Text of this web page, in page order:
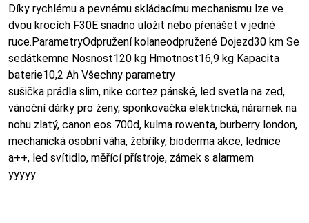
Díky rychlému a pevnému skládacímu mechanismu lze ve
dvou krocích F30E snadno uložit nebo přenášet v jedné
ruce.ParametryOdpružení kolaneodpružené Dojezd30 km Se
sedátkemne Nosnost120 kg Hmotnost16,9 kg Kapacita
baterie10,2 Ah Všechny parametry
sušička prádla slim, nike cortez pánské, led svetla na zed,
vánoční dárky pro ženy, sponkovačka elektrická, náramek na
nohu zlatý, canon eos 700d, kulma rowenta, burberry london,
mechanická osobní váha, žebříky, bioderma akce, lednice
a++, led svítidlo, měřící přístroje, zámek s alarmem
yyyyy